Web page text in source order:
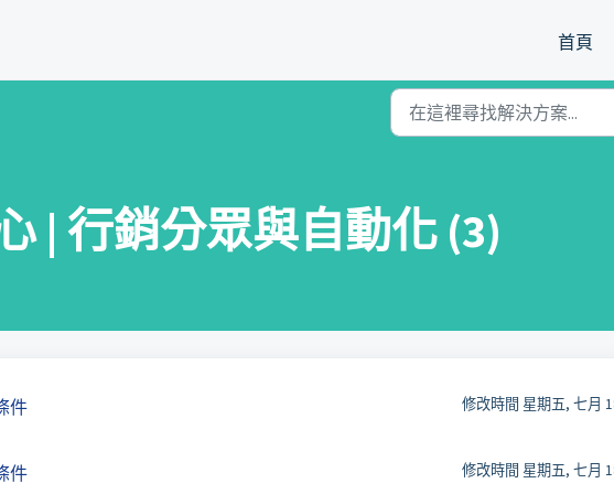
首頁
| 行銷分眾與自動化 (3)
件 修改時間 星期五, 七月
件 修改時間 星期五, 七月